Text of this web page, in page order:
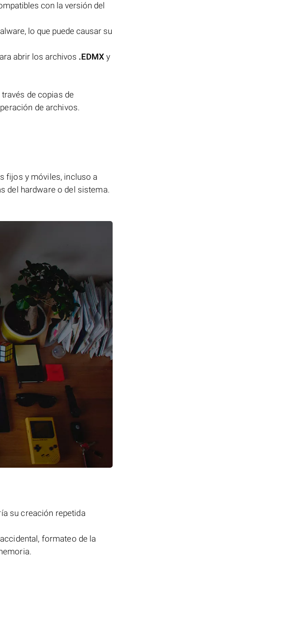
con la versión del
lo que puede causar su
abrir los archivos .EDMX y
de copias de
de archivos.
fijos y móviles, incluso a
del hardware o del sistema.
su creación repetida
formateo de la